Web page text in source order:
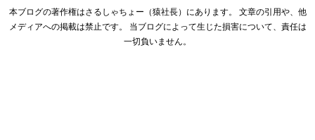
本ブログの著作権はさるしゃちょー（猿社長）にあります。 文章の引用や、他
メディアへの掲載は禁止です。 当ブログによって生じた損害について、責任は
一切負いません。